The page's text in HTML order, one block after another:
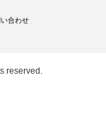
合わせ
reserved.